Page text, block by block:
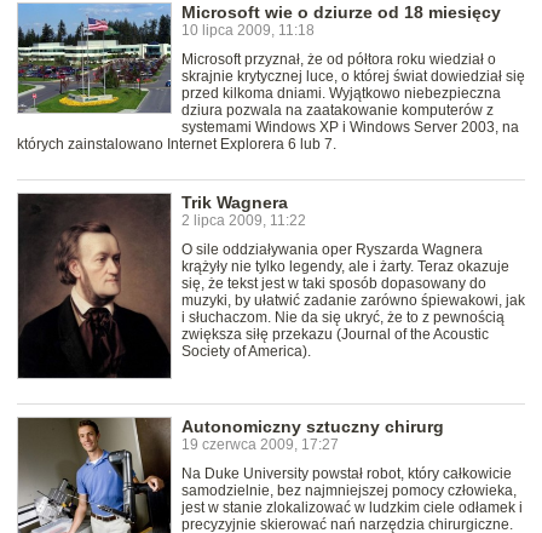
Microsoft wie o dziurze od 18 miesięcy
10 lipca 2009, 11:18
Microsoft przyznał, że od półtora roku wiedział o
skrajnie krytycznej luce, o której świat dowiedział się
przed kilkoma dniami. Wyjątkowo niebezpieczna
dziura pozwala na zaatakowanie komputerów z
systemami Windows XP i Windows Server 2003, na
których zainstalowano Internet Explorera 6 lub 7.
Trik Wagnera
2 lipca 2009, 11:22
O sile oddziaływania oper Ryszarda Wagnera
krążyły nie tylko legendy, ale i żarty. Teraz okazuje
się, że tekst jest w taki sposób dopasowany do
muzyki, by ułatwić zadanie zarówno śpiewakowi, jak
i słuchaczom. Nie da się ukryć, że to z pewnością
zwiększa siłę przekazu (Journal of the Acoustic
Society of America).
Autonomiczny sztuczny chirurg
19 czerwca 2009, 17:27
Na Duke University powstał robot, który całkowicie
samodzielnie, bez najmniejszej pomocy człowieka,
jest w stanie zlokalizować w ludzkim ciele odłamek i
precyzyjnie skierować nań narzędzia chirurgiczne.